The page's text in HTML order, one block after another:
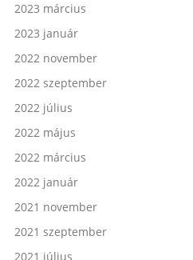
2023 március
2023 január
2022 november
2022 szeptember
2022 július
2022 május
2022 március
2022 január
2021 november
2021 szeptember
2021 július